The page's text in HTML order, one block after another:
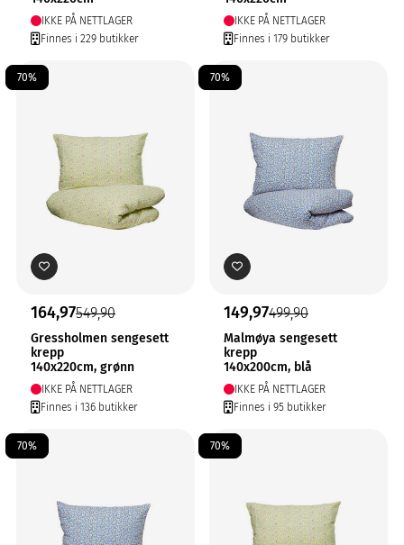
IKKE PÅ NETTLAGER
Finnes i 229 butikker
IKKE PÅ NETTLAGER
Finnes i 179 butikker
70%
164,97549,90
Gressholmen sengesett
krepp
140x220cm, grønn
IKKE PÅ NETTLAGER
Finnes i 136 butikker
70%
149,97499,90
Malmøya sengesett
krepp
140x200cm, blå
IKKE PÅ NETTLAGER
Finnes i 95 butikker
70% 70%